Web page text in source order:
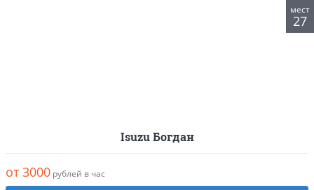
мест
27
Isuzu Богдан
от 3000 рублей в час